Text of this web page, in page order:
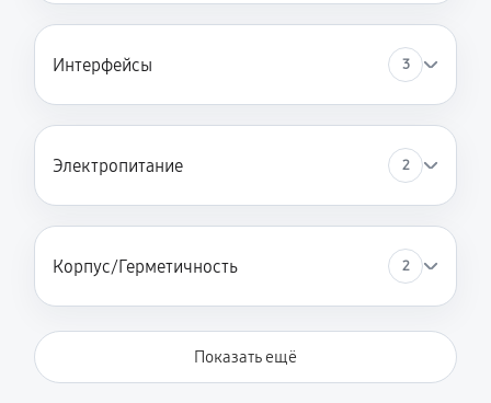
Интерфейсы 3
Электропитание 2
Корпус/Герметичность 2
Показать ещё